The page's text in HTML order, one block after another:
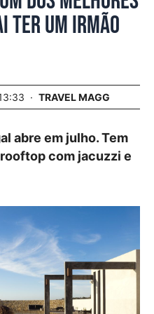
ter um irmão
TRAVEL MAGG
abre em julho. Tem
com jacuzzi e